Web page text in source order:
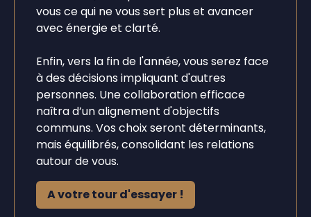
vous ce qui ne vous sert plus et avancer
avec énergie et clarté.
Enfin, vers la fin de l'année, vous serez face
à des décisions impliquant d'autres
personnes. Une collaboration efficace
naîtra d’un alignement d'objectifs
communs. Vos choix seront déterminants,
mais équilibrés, consolidant les relations
autour de vous.
A votre tour d'essayer !